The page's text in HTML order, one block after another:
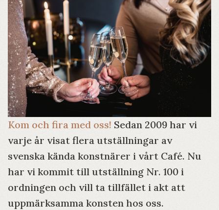
Kom och fira med oss! Sedan 2009 har vi
varje år visat flera utställningar av
svenska kända konstnärer i vårt Café. Nu
har vi kommit till utställning Nr. 100 i
ordningen och vill ta tillfället i akt att
uppmärksamma konsten hos oss.